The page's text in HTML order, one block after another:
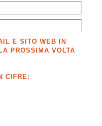
E SITO WEB IN
PROSSIMA VOLTA
CIFRE: